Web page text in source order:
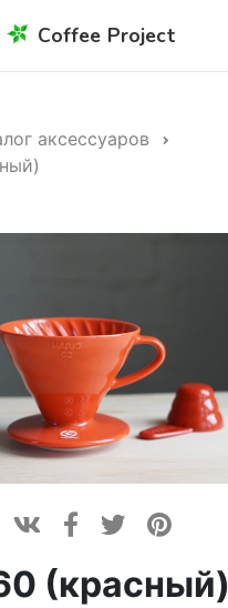
Coffee Project
аксессуаров
(красный)